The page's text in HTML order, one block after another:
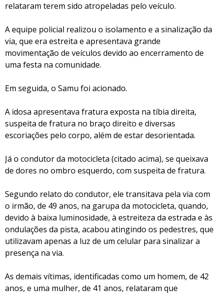
relataram terem sido atropeladas pelo veículo.
A equipe policial realizou o isolamento e a sinalização da
via, que era estreita e apresentava grande
movimentação de veículos devido ao encerramento de
uma festa na comunidade.
Em seguida, o Samu foi acionado.
A idosa apresentava fratura exposta na tíbia direita,
suspeita de fratura no braço direito e diversas
escoriações pelo corpo, além de estar desorientada.
Já o condutor da motocicleta (citado acima), se queixava
de dores no ombro esquerdo, com suspeita de fratura.
Segundo relato do condutor, ele transitava pela via com
o irmão, de 49 anos, na garupa da motocicleta, quando,
devido à baixa luminosidade, à estreiteza da estrada e às
ondulações da pista, acabou atingindo os pedestres, que
utilizavam apenas a luz de um celular para sinalizar a
presença na via.
As demais vítimas, identificadas como um homem, de 42
anos, e uma mulher, de 41 anos, relataram que